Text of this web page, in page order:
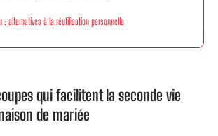
: alternatives à la réutilisation personnelle
qui facilitent la seconde vie
de mariée